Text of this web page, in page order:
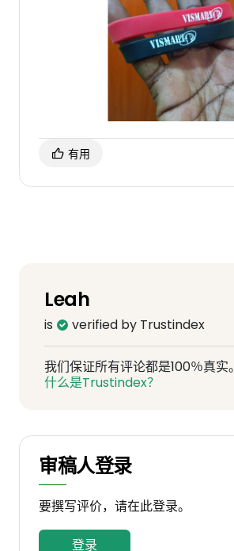
有用
Leah
is verified by Trustindex
我们保证所有评论都是100％真实。
什么是Trustindex？
审稿人登录
要撰写评价，请在此登录。
登录